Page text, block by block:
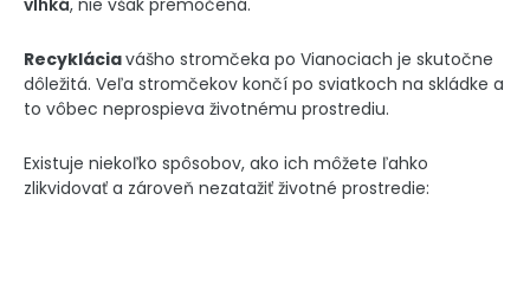
vlhká, nie však premočená.
Recykláciavášho stromčeka po Vianociach je skutočne
dôležitá. Veľa stromčekov končí po sviatkoch na skládke a
to vôbec neprospieva životnému prostrediu.
Existuje niekoľko spôsobov, ako ich môžete ľahko
zlikvidovať a zároveň nezatažiť životné prostredie: